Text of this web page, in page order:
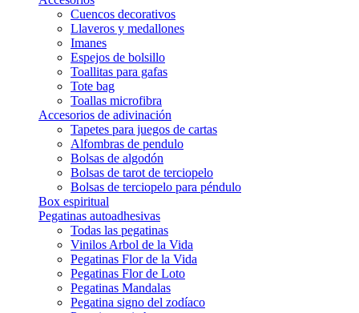
Cuencos decorativos
Llaveros y medallones
Imanes
Espejos de bolsillo
Toallitas para gafas
Tote bag
Toallas microfibra
Accesorios de adivinación
Tapetes para juegos de cartas
Alfombras de pendulo
Bolsas de algodón
Bolsas de tarot de terciopelo
Bolsas de terciopelo para péndulo
Box espiritual
Pegatinas autoadhesivas
Todas las pegatinas
Vinilos Arbol de la Vida
Pegatinas Flor de la Vida
Pegatinas Flor de Loto
Pegatinas Mandalas
Pegatina signo del zodíaco